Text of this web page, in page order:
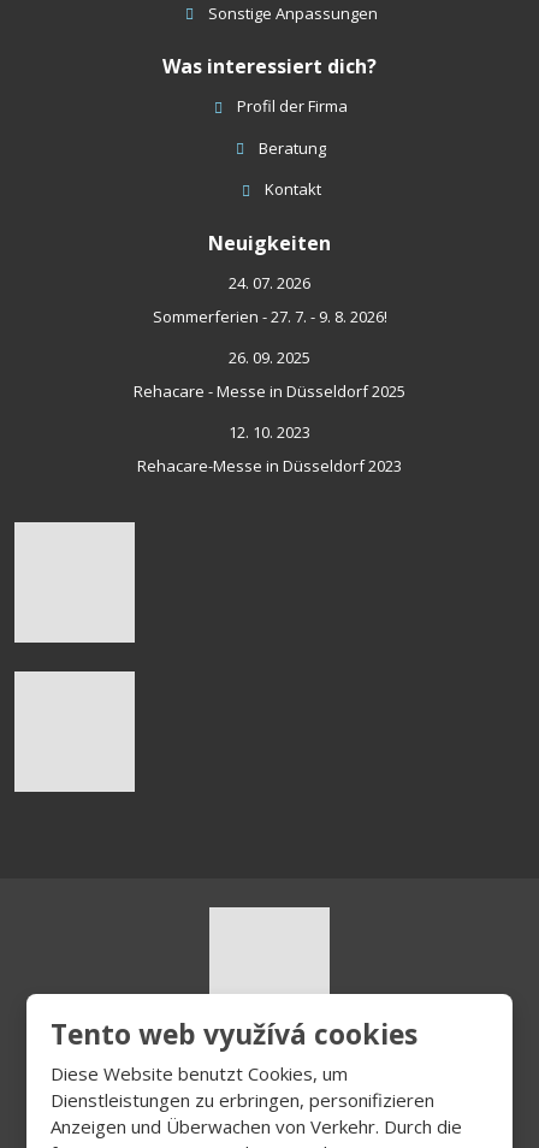
Sonstige Anpassungen
Was interessiert dich?
Profil der Firma
Beratung
Kontakt
Neuigkeiten
24. 07. 2026
Sommerferien - 27. 7. - 9. 8. 2026!
26. 09. 2025
Rehacare - Messe in Düsseldorf 2025
12. 10. 2023
Rehacare-Messe in Düsseldorf 2023
© 2026, HURT s.r.o.
Sitemap|Privatleben
VYROBILA
Tento web využívá cookies
Diese Website benutzt Cookies, um
Dienstleistungen zu erbringen, personifizieren
Anzeigen und Überwachen von Verkehr. Durch die